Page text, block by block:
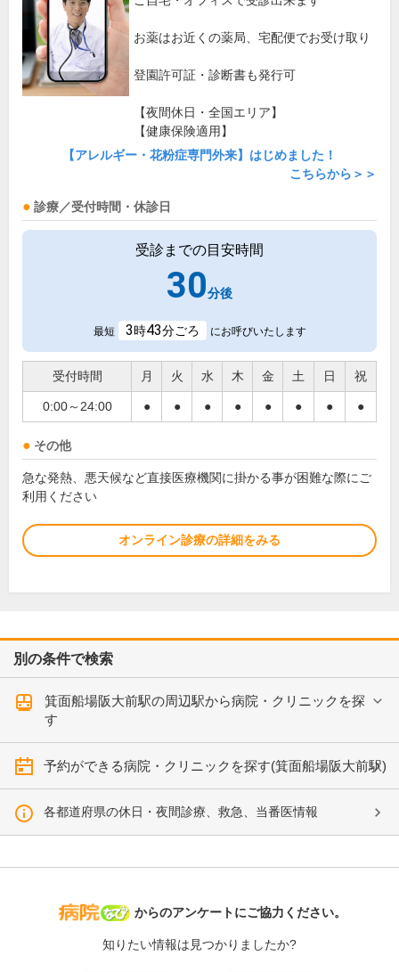
お薬はお近くの薬局、宅配便でお受け取り
登園許可証・診断書も発行可
【夜間休日・全国エリア】
【健康保険適用】
【アレルギー・花粉症専門外来】はじめました！
こちらから＞＞
診療／受付時間・休診日
受診までの目安時間
30分後
最短 3時43分ごろ にお呼びいたします
受付時間 月 火 水 木 金 土 日 祝
0:00～24:00 ● ● ● ● ● ● ● ●
その他
急な発熱、悪天候など直接医療機関に掛かる事が困難な際にご
利用ください
オンライン診療の詳細をみる
別の条件で検索
箕面船場阪大前駅の周辺駅から病院・クリニックを探
す
予約ができる病院・クリニックを探す(箕面船場阪大前駅)
各都道府県の休日・夜間診療、救急、当番医情報
病院なび
からのアンケートにご協力ください。
知りたい情報は見つかりましたか?